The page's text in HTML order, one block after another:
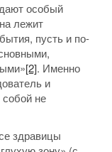
особый
лежит
пусть и по-
[2]. Именно
и
не
здравицы